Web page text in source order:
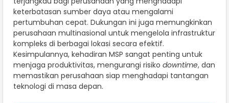
keterbatasan sumber daya atau mengalami
pertumbuhan cepat. Dukungan ini juga memungkinkan
perusahaan multinasional untuk mengelola infrastruktur
kompleks di berbagai lokasi secara efektif.
Kesimpulannya, kehadiran MSP sangat penting untuk
menjaga produktivitas, mengurangi risiko downtime, dan
memastikan perusahaan siap menghadapi tantangan
teknologi di masa depan.